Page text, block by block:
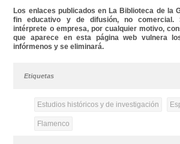
Los enlaces publicados en La Biblioteca de la
fin educativo y de difusión, no comercial.
intérprete o empresa, por cualquier motivo,
que aparece en esta página web vulnera
infórmenos y se eliminará.
Etiquetas
Estudios históricos y de investigación
Flamenco